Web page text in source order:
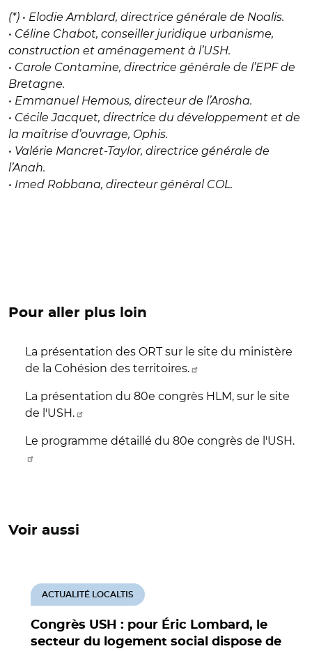
(*) • Elodie Amblard, directrice générale de Noalis.
• Céline Chabot, conseiller juridique urbanisme,
construction et aménagement à l’USH.
• Carole Contamine, directrice générale de l’EPF de
Bretagne.
• Emmanuel Hemous, directeur de l’Arosha.
• Cécile Jacquet, directrice du développement et de
la maîtrise d’ouvrage, Ophis.
• Valérie Mancret-Taylor, directrice générale de
l’Anah.
• Imed Robbana, directeur général COL.
Pour aller plus loin
La présentation des ORT sur le site du ministère
de la Cohésion des territoires.
La présentation du 80e congrès HLM, sur le site
de l'USH.
Le programme détaillé du 80e congrès de l'USH.
Voir aussi
Congrès USH : pour Éric Lombard, le
secteur du logement social dispose de
ACTUALITÉ LOCALTIS